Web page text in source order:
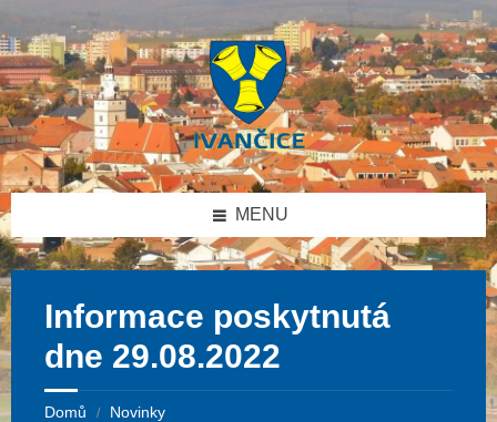
obsah
levý
panel
patičku
MENU
Informace poskytnutá
dne 29.08.2022
Domů / Novinky